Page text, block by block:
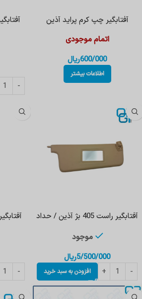
آفتابگیر چپ کرم پراید آذین
اتمام موجودی
600/000ریال
اطلاعات بیشتر
آفتابگیر راست 405 بژ آذین / حداد
موجود
5/500/000ریال
افزودن به سبد خرید
آفتابگیر